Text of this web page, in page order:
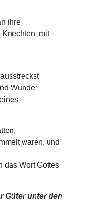
ihre
mit
Wunder
waren, und
das Wort Gottes
Güter unter den